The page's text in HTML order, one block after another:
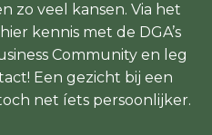
zo veel kansen. Via het
kennis met de DGA’s
Community en leg
Een gezicht bij een
net íets persoonlijker.